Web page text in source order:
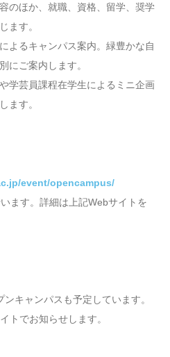
のほか、就職、資格、留学、奨学
ます。
よるキャンパス案内。緑豊かな自
にご案内します。
学芸員課程在学生によるミニ企画
ます。
event/opencampus/
ます。詳細は上記Webサイトを
キャンパスも予定しています。
トでお知らせします。